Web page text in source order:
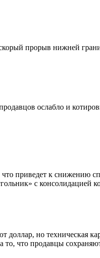
прорыв нижней
ослабло и
приведет к снижению
с консолидацией
но техническая
что продавцы